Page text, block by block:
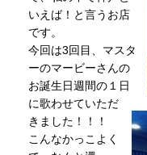
いえば！と言うお店
です。
今回は3回目、マスタ
ーのマービーさんの
お誕生日週間の１日
に歌わせていただ
きました！！！
こんなかっこよく